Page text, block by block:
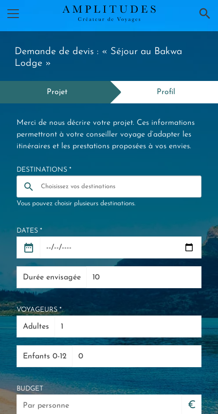
×
Demande de devis : « Séjour au Bakwa
Lodge »
Projet Profil
Merci de nous décrire votre projet. Ces informations
permettront à votre conseiller voyage d’adapter les
itinéraires et les prestations proposées à vos envies.
DESTINATIONS *
Vous pouvez choisir plusieurs destinations.
DATES *
Durée envisagée
VOYAGEURS *
Adultes
Enfants 0-12
BUDGET
€